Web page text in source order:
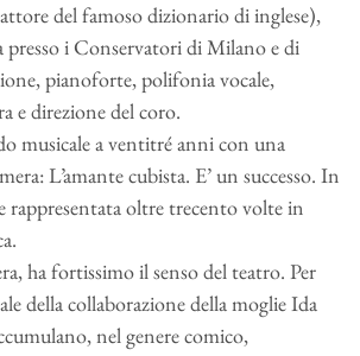
del famoso dizionario di inglese),
i Conservatori di Milano e di
pianoforte, polifonia vocale,
e direzione del coro.
musicale a ventitré anni con una
L’amante cubista. E’ un successo. In
rappresentata oltre trecento volte in
ha fortissimo il senso del teatro. Per
della collaborazione della moglie Ida
nel genere comico,